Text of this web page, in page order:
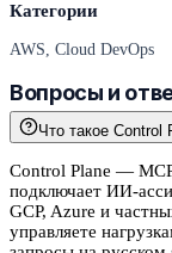
Категории
AWS, Cloud DevOps
Вопросы и
Что такое Control
Control Plane —
подключает ИИ-
GCP, Azure и
управляете